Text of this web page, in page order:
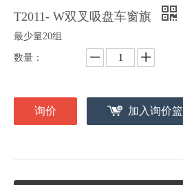
T2011- W双叉吸盘车窗旗
最少量20组
数量：
询价 加入询价篮